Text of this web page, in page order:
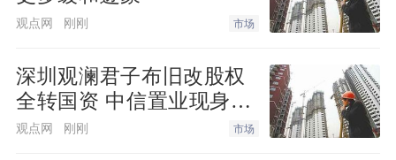
观点网 刚刚 市场
深圳观澜君子布旧改股权
全转国资 中信置业现身动
工仪式
观点网 刚刚 市场